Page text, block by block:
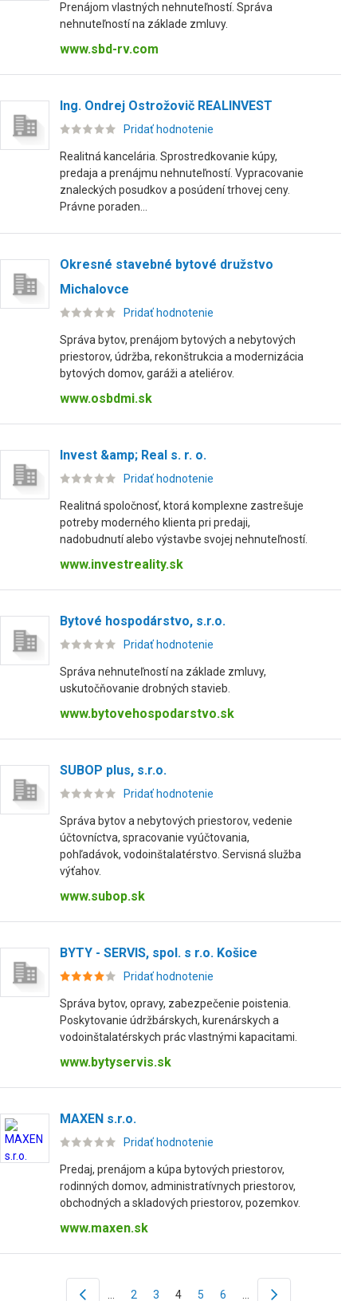
Prenájom vlastných nehnuteľností. Správa
nehnuteľností na základe zmluvy.
www.sbd-rv.com
Ing. Ondrej Ostrožovič REALINVEST
Pridať hodnotenie
Realitná kancelária. Sprostredkovanie kúpy,
predaja a prenájmu nehnuteľností. Vypracovanie
znaleckých posudkov a posúdení trhovej ceny.
Právne poraden...
Okresné stavebné bytové družstvo
Michalovce
Pridať hodnotenie
Správa bytov, prenájom bytových a nebytových
priestorov, údržba, rekonštrukcia a modernizácia
bytových domov, garáži a ateliérov.
www.osbdmi.sk
Invest &amp; Real s. r. o.
Pridať hodnotenie
Realitná spoločnosť, ktorá komplexne zastrešuje
potreby moderného klienta pri predaji,
nadobudnutí alebo výstavbe svojej nehnuteľností.
www.investreality.sk
Bytové hospodárstvo, s.r.o.
Pridať hodnotenie
Správa nehnuteľností na základe zmluvy,
uskutočňovanie drobných stavieb.
www.bytovehospodarstvo.sk
SUBOP plus, s.r.o.
Pridať hodnotenie
Správa bytov a nebytových priestorov, vedenie
účtovníctva, spracovanie vyúčtovania,
pohľadávok, vodoinštalatérstvo. Servisná služba
výťahov.
www.subop.sk
BYTY - SERVIS, spol. s r.o. Košice
Pridať hodnotenie
Správa bytov, opravy, zabezpečenie poistenia.
Poskytovanie údržbárskych, kurenárskych a
vodoinštalatérskych prác vlastnými kapacitami.
www.bytyservis.sk
MAXEN s.r.o.
Pridať hodnotenie
Predaj, prenájom a kúpa bytových priestorov,
rodinných domov, administratívnych priestorov,
obchodných a skladových priestorov, pozemkov.
www.maxen.sk
2 3 4 5 6